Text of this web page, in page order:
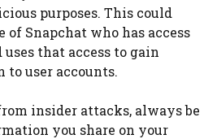
purposes. This could
of Snapchat who has access
that access to gain
user accounts.
insider attacks, always be
you share on your